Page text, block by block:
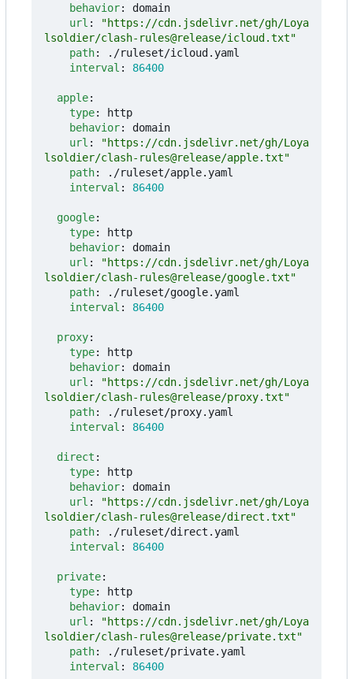
behavior:
domain
url :
"https://cdn.jsdelivr.net/gh/Loya
lsoldier/clash-rules@release/icloud.txt"
path:
./ruleset/icloud.yaml
interval : 86400
apple:
type:
http
behavior:
domain
url :
"https://cdn.jsdelivr.net/gh/Loya
lsoldier/clash-rules@release/apple.txt"
path:
./ruleset/apple.yaml
interval : 86400
google:
type:
http
behavior:
domain
url :
"https://cdn.jsdelivr.net/gh/Loya
lsoldier/clash-rules@release/google.txt"
path:
./ruleset/google.yaml
interval : 86400
proxy:
type:
http
behavior:
domain
url :
"https://cdn.jsdelivr.net/gh/Loya
lsoldier/clash-rules@release/proxy.txt"
path:
./ruleset/proxy.yaml
interval : 86400
direct :
type:
http
behavior:
domain
url :
"https://cdn.jsdelivr.net/gh/Loya
lsoldier/clash-rules@release/direct.txt"
path:
./ruleset/direct.yaml
interval : 86400
private:
type:
http
behavior:
domain
url :
"https://cdn.jsdelivr.net/gh/Loya
lsoldier/clash-rules@release/private.txt"
path:
./ruleset/private.yaml
interval : 86400